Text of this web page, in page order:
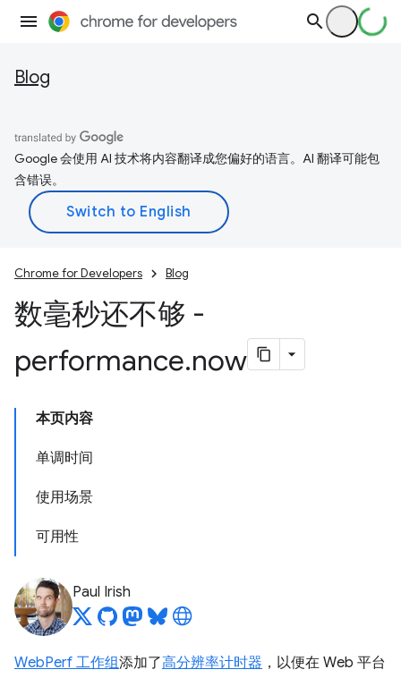
Blog
Google 会使用 AI 技术将内容翻译成您偏好的语言。AI 翻译可能包
含错误。
Chrome for Developers Blog
数毫秒还不够 -
performance.now
本页内容
单调时间
使用场景
可用性
Paul Irish
WebPerf 工作组添加了高分辨率计时器 ，以便在 Web 平台